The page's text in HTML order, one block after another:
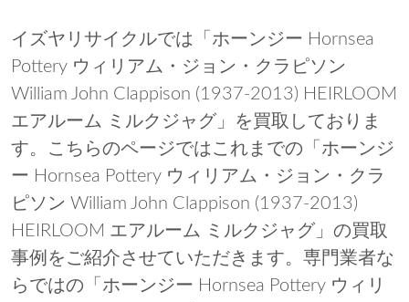
イズヤリサイクルでは「ホーンジー Hornsea
Pottery ウィリアム・ジョン・クラピソン
William John Clappison (1937-2013) HEIRLOOM
エアルーム ミルクジャグ」を買取しておりま
す。こちらのページではこれまでの「ホーンジ
ー Hornsea Pottery ウィリアム・ジョン・クラ
ピソン William John Clappison (1937-2013)
HEIRLOOM エアルーム ミルクジャグ」の買取
事例をご紹介させていただきます。専門業者な
らではの「ホーンジー Hornsea Pottery ウィリ